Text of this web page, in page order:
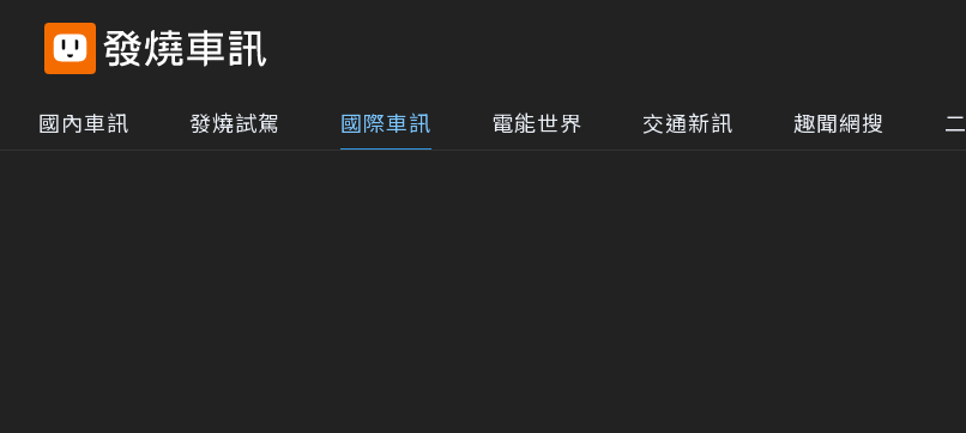
國內車訊 發燒試駕 國際車訊 電能世界 交通新訊 趣聞網搜